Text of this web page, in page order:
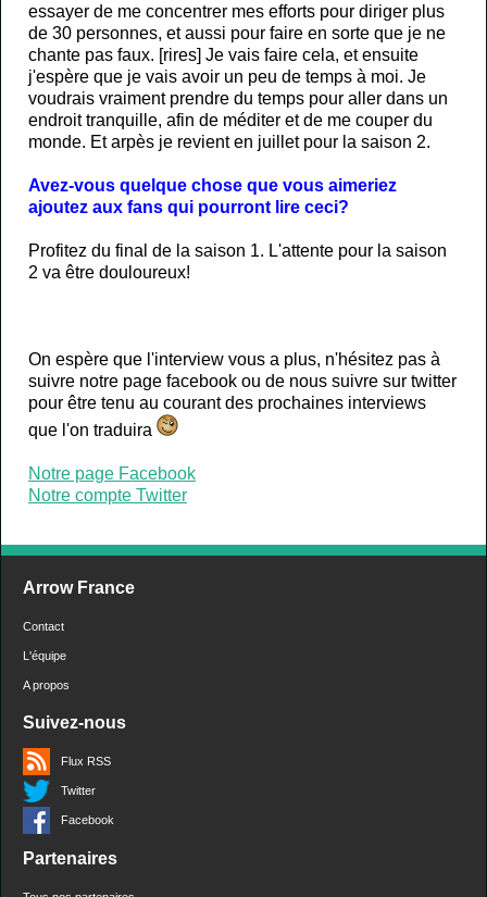
essayer de me concentrer mes efforts pour diriger plus
de 30 personnes, et aussi pour faire en sorte que je ne
chante pas faux. [rires] Je vais faire cela, et ensuite
j'espère que je vais avoir un peu de temps à moi. Je
voudrais vraiment prendre du temps pour aller dans un
endroit tranquille, afin de méditer et de me couper du
monde. Et arpès je revient en juillet pour la saison 2.
Avez-vous quelque chose que vous aimeriez
ajoutez aux fans qui pourront lire ceci?
Profitez du final de la saison 1. L'attente pour la saison
2 va être douloureux!
On espère que l'interview vous a plus, n'hésitez pas à
suivre notre page facebook ou de nous suivre sur twitter
pour être tenu au courant des prochaines interviews
que l'on traduira
Notre page Facebook
Notre compte Twitter
Arrow France
Contact
L'équipe
A propos
Suivez-nous
Flux RSS
Twitter
Facebook
Partenaires